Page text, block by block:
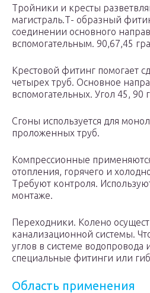
Тройники и кресты
магистраль.Т- образный
соединении основного
вспомогательным. 90,67,45
Крестовой фитинг помогает
четырех труб. Основное
вспомогательных. Угол 45, 90
Сгоны используется для
проложенных труб.
Компрессионные
отопления, горячего и
Требуют контроля.
монтаже.
Переходники. Колено
канализационной системы.
углов в системе водопровода
специальные фитинги или
Область применения